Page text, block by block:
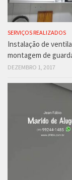
SERVIÇOS REALIZADOS
Instalação de
montagem de
DEZEMBRO 1, 2017